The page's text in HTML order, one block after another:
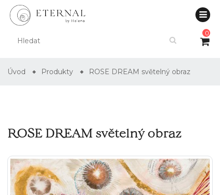
0
Úvod Produkty ROSE DREAM světelný obraz
ROSE DREAM světelný obraz